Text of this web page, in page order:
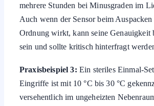
mehrere Stunden bei Minusgraden im
Auch wenn der Sensor beim
Ordnung wirkt, kann seine Genauigkeit
sein und sollte kritisch hinterfragt
Praxisbeispiel 3: Ein steriles Einmal-
Eingriffe ist mit 10 °C bis 30 °C
versehentlich im ungeheizten